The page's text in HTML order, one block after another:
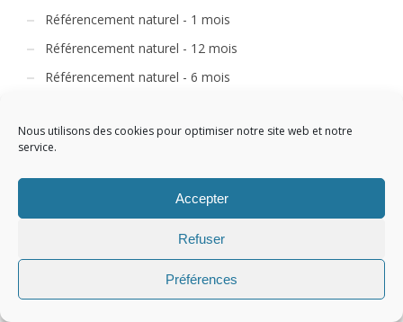
Nous utilisons des cookies pour optimiser notre site web et notre
service.
Accepter
Refuser
Préférences
Référencement naturel - 1 mois
Référencement naturel - 12 mois
Référencement naturel - 6 mois
Référencement Payant